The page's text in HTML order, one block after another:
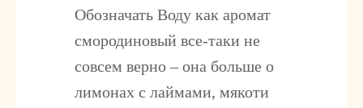
Обозначать Воду как аромат
смородиновый все-таки не
совсем верно – она больше о
лимонах с лаймами, мякоти